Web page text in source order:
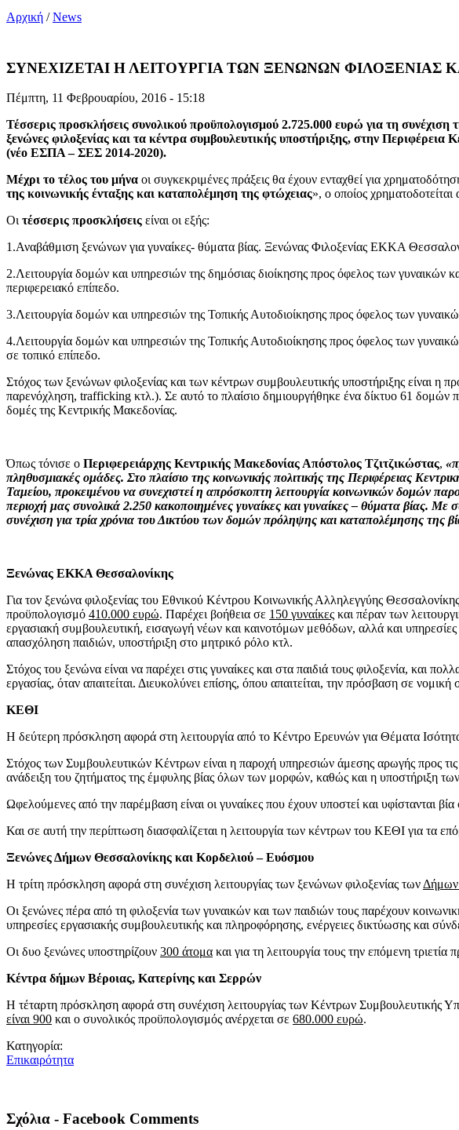
Αρχική /News
ΣΥΝΕΧΙΖΕΤΑΙ Η ΛΕΙΤΟΥΡΓΙΑ ΤΩΝ ΞΕΝΩΝΩΝ
Πέμπτη, 11 Φεβρουαρίου, 2016 - 15:18
Τέσσερις προσκλήσεις συνολικού προϋπολογισμού 2.725.000 ευρώ για τη συνέχιση
ξενώνες φιλοξενίας και τα κέντρα συμβουλευτικής υποστήριξης, στην
(νέο ΕΣΠΑ – ΣΕΣ 2014-2020).
Μέχρι το τέλος του μήνα οι συγκεκριμένες πράξεις θα έχουν ενταχθεί για
της κοινωνικής ένταξης και καταπολέμηση της φτώχειας», ο οποίος χρηματοδοτείται
Οι τέσσερις προσκλήσεις είναι οι εξής:
1.Αναβάθμιση ξενώνων για γυναίκες- θύματα βίας. Ξενώνας Φιλοξενίας ΕΚΚΑ
2.Λειτουργία δομών και υπηρεσιών της δημόσιας διοίκησης προς όφελος των γυναικών
περιφερειακό επίπεδο.
3.Λειτουργία δομών και υπηρεσιών της Τοπικής Αυτοδιοίκησης προς όφελος των
4.Λειτουργία δομών και υπηρεσιών της Τοπικής Αυτοδιοίκησης προς όφελος των
σε τοπικό επίπεδο.
Στόχος των ξενώνων φιλοξενίας και των κέντρων συμβουλευτικής υποστήριξης είναι
παρενόχληση, trafficking κτλ.). Σε αυτό το πλαίσιο δημιουργήθηκε ένα δίκτυο 61 δομών
δομές της Κεντρικής Μακεδονίας.
Όπως τόνισε ο Περιφερειάρχης Κεντρικής Μακεδονίας Απόστολος Τζιτζικώστας,
πληθυσμιακές ομάδες. Στο πλαίσιο της κοινωνικής πολιτικής της Περιφέρειας
Ταμείου, προκειμένου να συνεχιστεί η απρόσκοπτη λειτουργία κοινωνικών δομών
περιοχή μας συνολικά 2.250 κακοποιημένες γυναίκες και γυναίκες – θύματα βίας.
συνέχιση για τρία χρόνια του Δικτύου των δομών πρόληψης και καταπολέμησης της
Ξενώνας ΕΚΚΑ Θεσσαλονίκης
Για τον ξενώνα φιλοξενίας του Εθνικού Κέντρου Κοινωνικής Αλληλεγγύης
προϋπολογισμό 410.000 ευρώ. Παρέχει βοήθεια σε 150 γυναίκες και πέραν των
εργασιακή συμβουλευτική, εισαγωγή νέων και καινοτόμων μεθόδων, αλλά και
απασχόληση παιδιών, υποστήριξη στο μητρικό ρόλο κτλ.
Στόχος του ξενώνα είναι να παρέχει στις γυναίκες και στα παιδιά τους φιλοξενία, και
εργασίας, όταν απαιτείται. Διευκολύνει επίσης, όπου απαιτείται, την πρόσβαση σε
ΚΕΘΙ
Η δεύτερη πρόσκληση αφορά στη λειτουργία από το Κέντρο Ερευνών για Θέματα
Στόχος των Συμβουλευτικών Κέντρων είναι η παροχή υπηρεσιών άμεσης αρωγής προς
ανάδειξη του ζητήματος της έμφυλης βίας όλων των μορφών, καθώς και η υποστήριξη των
Ωφελούμενες από την παρέμβαση είναι οι γυναίκες που έχουν υποστεί και υφίστανται
Και σε αυτή την περίπτωση διασφαλίζεται η λειτουργία των κέντρων του ΚΕΘΙ για τα
Ξενώνες Δήμων Θεσσαλονίκης και Κορδελιού – Ευόσμου
Η τρίτη πρόσκληση αφορά στη συνέχιση λειτουργίας των ξενώνων φιλοξενίας των Δήμων
Οι ξενώνες πέρα από τη φιλοξενία των γυναικών και των παιδιών τους παρέχουν
υπηρεσίες εργασιακής συμβουλευτικής και πληροφόρησης, ενέργειες δικτύωσης και
Οι δυο ξενώνες υποστηρίζουν 300 άτομα και για τη λειτουργία τους την επόμενη τριετία
Κέντρα δήμων Βέροιας, Κατερίνης και Σερρών
Η τέταρτη πρόσκληση αφορά στη συνέχιση λειτουργίας των Κέντρων Συμβουλευτικής
είναι 900 και ο συνολικός προϋπολογισμός ανέρχεται σε 680.000 ευρώ.
Κατηγορία:
Επικαιρότητα
Σχόλια - Facebook Comments